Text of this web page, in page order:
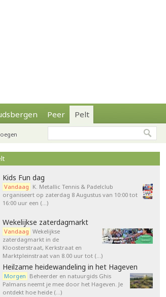
Peer Pelt
Kids Fun dag
Vandaag K. Metallic Tennis & Padelclub
organiseert op zaterdag 8 Augustus van 10:00 tot
16:00 uur een (…)
Wekelijkse zaterdagmarkt
Vandaag Wekelijkse
zaterdagmarkt in de
Kloosterstraat, Kerkstraat en
Marktpleinstraat van 8.00 uur tot (…)
Heilzame heidewandeling in het Hageven
Morgen Beheerder en natuurgids Ghis
Palmans neemt je mee door het Hageven. Je
ontdekt hoe heide (…)